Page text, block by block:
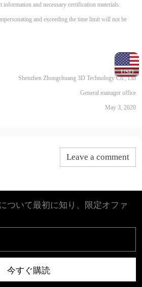
USD
and necessary certification materials.
and exceeding the time limit will not be
Shenzhen Zhongchuang 3D Technology Co., Ltd
General manager office
May 3, 2020
Leave a comment
ついて最初に知り、限定オファ
今すぐ購読